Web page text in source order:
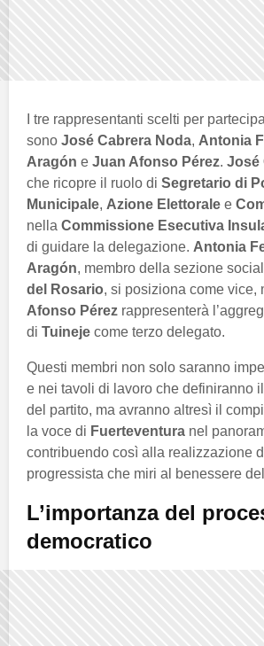
I tre rappresentanti scelti per
sono José Cabrera Noda, Antonia
Aragón e Juan Afonso Pérez. José
che ricopre il ruolo di Segretario di
Municipale, Azione Elettorale e
nella Commissione Esecutiva
di guidare la delegazione. Antonia
Aragón, membro della sezione
del Rosario, si posiziona come vice,
Afonso Pérez rappresenterà
di Tuineje come terzo delegato.
Questi membri non solo saranno
e nei tavoli di lavoro che definiranno
del partito, ma avranno altresì il
la voce di Fuerteventura nel
contribuendo così alla realizzazione
progressista che miri al benessere
L’importanza del
democratico